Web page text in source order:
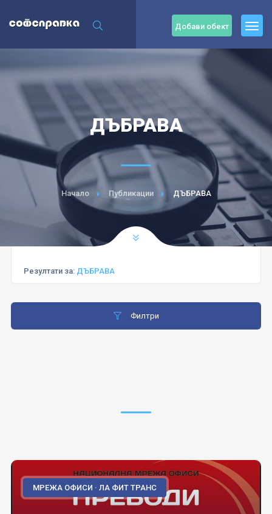
Добави обект
ДЪБРАВА
Начало Публикации ДЪБРАВА
Резултати за: ДЪБРАВА
Филтри
МРЕЖА ОФИСИ · ЛА ФИТ ТРАНС